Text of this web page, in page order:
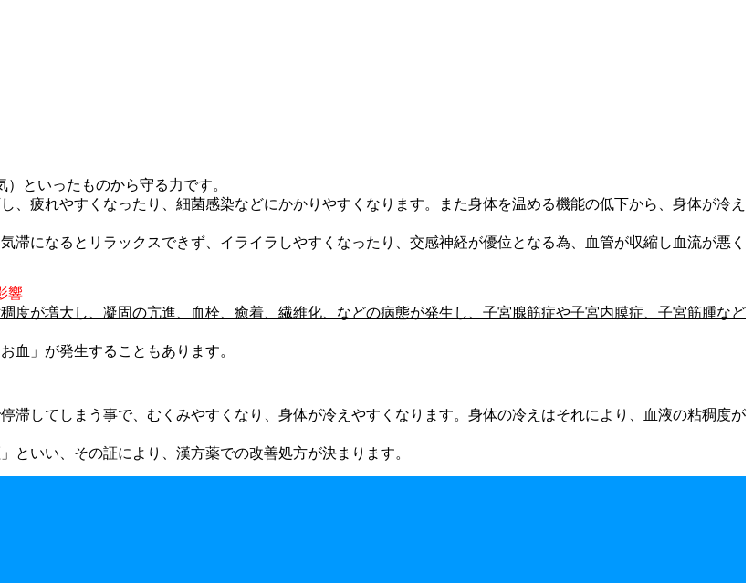
といったものから守る力です。
、疲れやすくなったり、細菌感染などにかかりやすくなります。また身体を温める機能の低下から、身体が冷え
滞になるとリラックスできず、イライラしやすくなったり、交感神経が優位となる為、血管が収縮し血流が悪く
響
度が増大し、凝固の亢進、血栓、癒着、繊維化、などの病態が発生し、子宮腺筋症や子宮内膜症、子宮筋腫など
血」が発生することもあります。
滞してしまう事で、むくみやすくなり、身体が冷えやすくなります。身体の冷えはそれにより、血液の粘稠度が
といい、その証により、漢方薬での改善処方が決まります。